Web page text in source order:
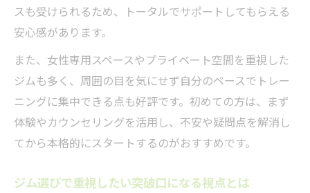
スも受けられるため、トータルでサポートしてもらえる
安心感があります。
また、女性専用スペースやプライベート空間を重視した
ジムも多く、周囲の目を気にせず自分のペースでトレー
ニングに集中できる点も好評です。初めての方は、まず
体験やカウンセリングを活用し、不安や疑問点を解消し
てから本格的にスタートするのがおすすめです。
ジム選びで重視したい突破口になる視点とは